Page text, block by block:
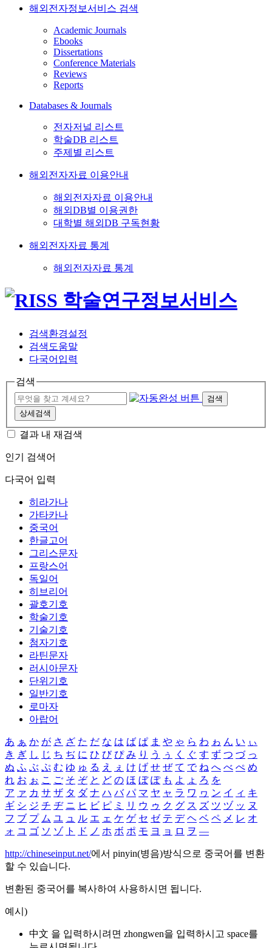
해외전자정보서비스 검색
Academic Journals
Ebooks
Dissertations
Conference Materials
Reviews
Reports
Databases & Journals
전자저널 리스트
학술DB 리스트
주제별 리스트
해외전자자료 이용안내
해외전자자료 이용안내
해외DB별 이용권한
대학별 해외DB 구독현황
해외전자자료 통계
해외전자자료 통계
검색환경설정
검색도움말
다국어입력
검색
검색
상세검색
결과 내 재검색
인기 검색어
다국어 입력
히라가나
가타카나
중국어
한글고어
그리스문자
프랑스어
독일어
히브리어
괄호기호
학술기호
기술기호
첨자기호
라틴문자
러시아문자
단위기호
일반기호
로마자
아랍어
あ ぁ か が さ ざ た だ な は ば ぱ ま や ゃ ら わ ゎ ん い ぃ
き ぎ し じ ち ぢ に ひ び ぴ み り う ぅ く ぐ す ず つ づ っ
ぬ ふ ぶ ぷ む ゆ ゅ る え ぇ け げ せ ぜ て で ね へ べ ぺ め
れ お ぉ こ ご そ ぞ と ど の ほ ぼ ぽ も よ ょ ろ を
ア ァ カ サ ザ タ ダ ナ ハ バ パ マ ヤ ャ ラ ワ ヮ ン イ ィ キ
ギ シ ジ チ ヂ ニ ヒ ビ ピ ミ リ ウ ゥ ク グ ス ズ ツ ヅ ッ ヌ
フ ブ プ ム ユ ュ ル エ ェ ケ ゲ セ ゼ テ デ ヘ ベ ペ メ レ オ
ォ コ ゴ ソ ゾ ト ド ノ ホ ボ ポ モ ヨ ョ ロ ヲ ―
http://chineseinput.net/에서 pinyin(병음)방식으로 중국어를 변환
할 수 있습니다.
변환된 중국어를 복사하여 사용하시면 됩니다.
예시)
中文 을 입력하시려면 zhongwen을 입력하시고 space를